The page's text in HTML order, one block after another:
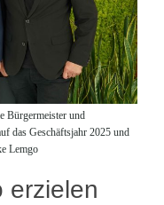
Bürgermeister und
das Geschäftsjahr 2025 und
Lemgo
erzielen